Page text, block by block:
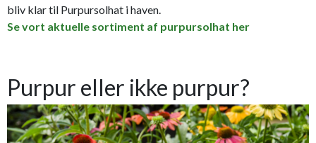
bliv klar til Purpursolhat i haven.
Se vort aktuelle sortiment af purpursolhat her
Purpur eller ikke purpur?